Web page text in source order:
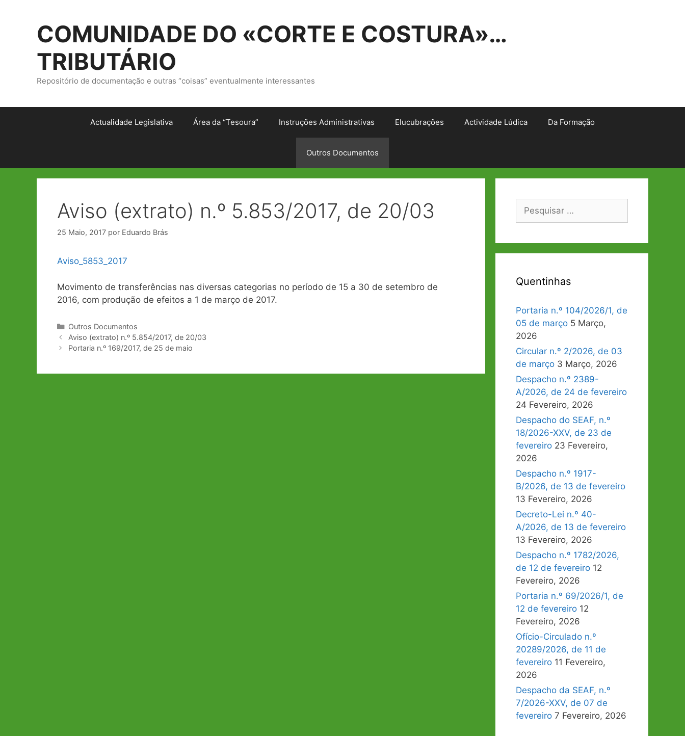
COMUNIDADE DO «CORTE E COSTURA»…
TRIBUTÁRIO
Repositório de documentação e outras “coisas” eventualmente interessantes
Actualidade Legislativa Área da “Tesoura” Instruções Administrativas Elucubrações Actividade Lúdica Da Formação
Outros Documentos
Aviso (extrato) n.º 5.853/2017, de 20/03
25 Maio, 2017 por Eduardo Brás
Aviso_5853_2017
Movimento de transferências nas diversas categorias no período de 15 a 30 de setembro de
2016, com produção de efeitos a 1 de março de 2017.
Categorias
Outros Documentos
Navegação
de
Aviso (extrato) n.º 5.854/2017, de 20/03
Portaria n.º 169/2017, de 25 de maio
Pesquisar
Quentinhas
Portaria n.º 104/2026/1, de
05 de março 5 Março,
2026
Circular n.º 2/2026, de 03
de março 3 Março, 2026
Despacho n.º 2389-
A/2026, de 24 de fevereiro
24 Fevereiro, 2026
Despacho do SEAF, n.º
18/2026-XXV, de 23 de
fevereiro 23 Fevereiro,
2026
Despacho n.º 1917-
B/2026, de 13 de fevereiro
13 Fevereiro, 2026
Decreto-Lei n.º 40-
A/2026, de 13 de fevereiro
13 Fevereiro, 2026
Despacho n.º 1782/2026,
de 12 de fevereiro 12
Fevereiro, 2026
Portaria n.º 69/2026/1, de
12 de fevereiro 12
Fevereiro, 2026
Ofício-Circulado n.º
20289/2026, de 11 de
fevereiro 11 Fevereiro,
2026
Despacho da SEAF, n.º
7/2026-XXV, de 07 de
fevereiro 7 Fevereiro, 2026